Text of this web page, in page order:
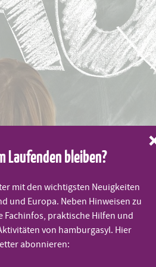
TERMINE THEMEN
Laufenden bleiben?
mit den wichtigsten Neuigkeiten
und Europa. Neben Hinweisen zu
Fachinfos, praktische Hilfen und
von hamburgasyl. Hier
abonnieren: